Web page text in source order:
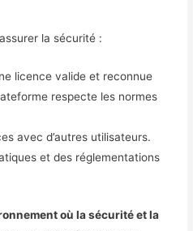
la sécurité :
licence valide et reconnue
respecte les normes
avec d’autres utilisateurs.
et des réglementations
où la sécurité et la